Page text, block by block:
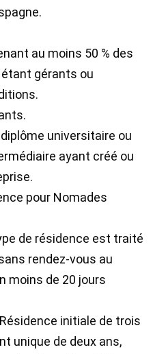
au moins 50 % des
gérants ou
universitaire ou
ayant créé ou
pour Nomades
de résidence est traité
rendez-vous au
moins de 20 jours
initiale de trois
unique de deux ans,